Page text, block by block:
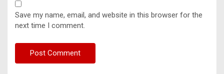
Save my name, email, and website in this browser for the
next time I comment.